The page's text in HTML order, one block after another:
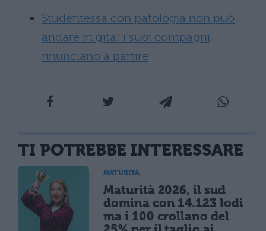
Studentessa con patologia non può
andare in gita: i suoi compagni
rinunciano a partire
TI POTREBBE INTERESSARE
MATURITÀ
Maturità 2026, il sud
domina con 14.123 lodi
ma i 100 crollano del